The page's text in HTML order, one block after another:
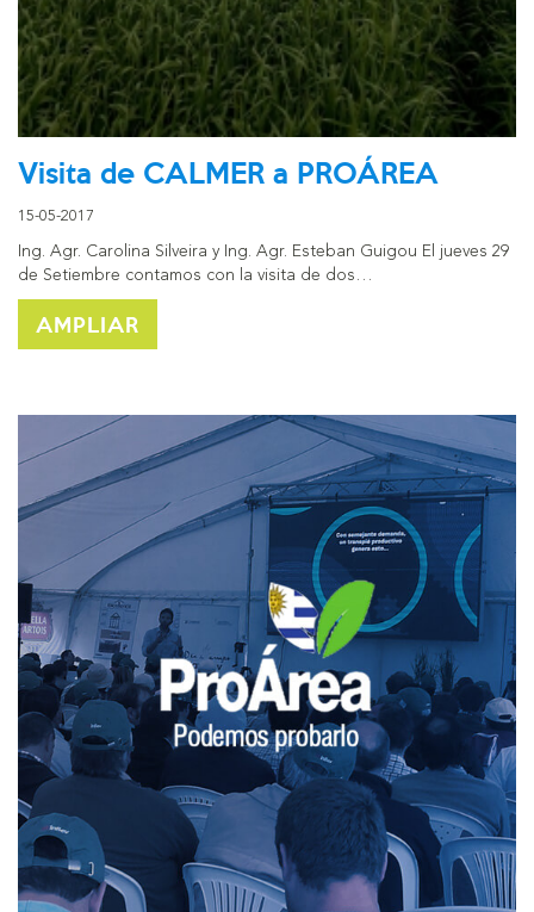
Visita de CALMER a PROÁREA
15-05-2017
Ing. Agr. Carolina Silveira y Ing. Agr. Esteban Guigou El jueves 29
de Setiembre contamos con la visita de dos…
AMPLIAR